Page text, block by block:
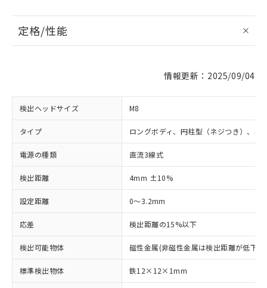
定格/性能
情報更新：2025/09/04
検出ヘッドサイズ M8
タイプ ロングボディ、円柱型（ネジつき）、非
電源の種類 直流3線式
検出距離 4mm ±10%
設定距離 0～3.2mm
応差 検出距離の15%以下
検出可能物体 磁性金属(非磁性金属は検出距離が低下し
標準検出物体 鉄12×12×1mm